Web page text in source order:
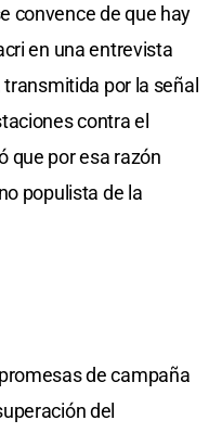
convence de que hay
en una entrevista
por la señal
contra el
que por esa razón
populista de la
de campaña
del